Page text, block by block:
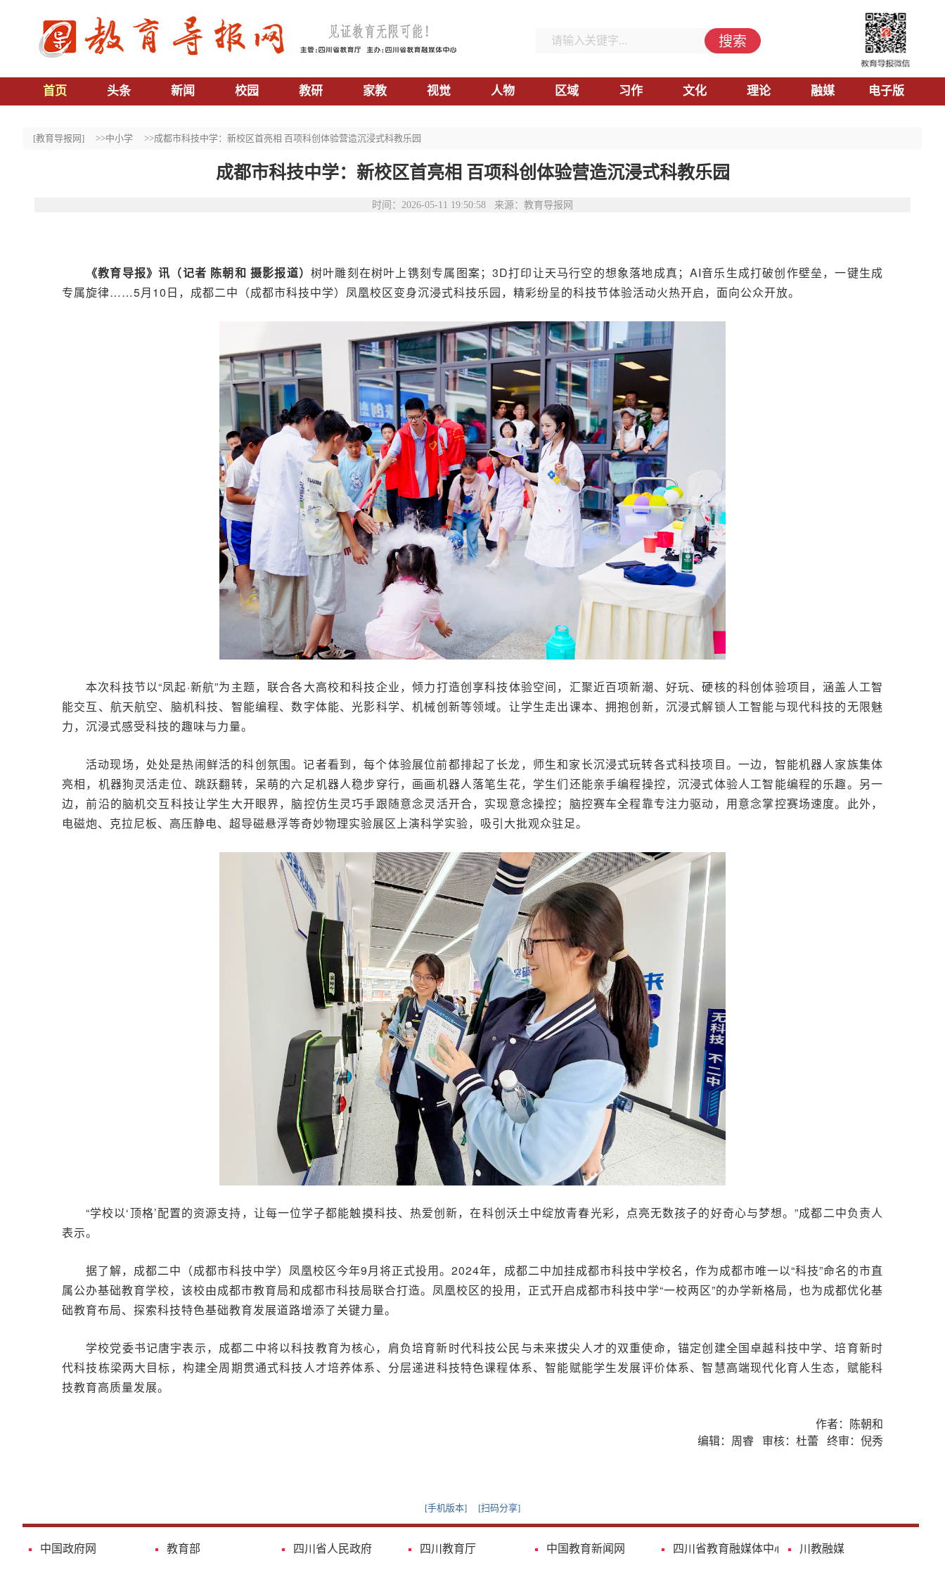
首页 头条 新闻 校园 教研 家教 视觉 人物 区域 习作 文化 理论 融媒 电子版
搜索
[教育导报网] >>中小学 >>成都市科技中学：新校区首亮相 百项科创体验营造沉浸式科教乐园
成都市科技中学：新校区首亮相 百项科创体验营造沉浸式科教乐园
时间：2026-05-11 19:50:58 来源：教育导报网
《教育导报》讯（记者 陈朝和 摄影报道）树叶雕刻在树叶上镌刻专属图案；3D打印让天马行空的想象落地成真；AI音乐生成打破创作壁垒，一键生成
专属旋律……5月10日，成都二中（成都市科技中学）凤凰校区变身沉浸式科技乐园，精彩纷呈的科技节体验活动火热开启，面向公众开放。
本次科技节以“凤起·新航”为主题，联合各大高校和科技企业，倾力打造创享科技体验空间，汇聚近百项新潮、好玩、硬核的科创体验项目，涵盖人工智
能交互、航天航空、脑机科技、智能编程、数字体能、光影科学、机械创新等领域。让学生走出课本、拥抱创新，沉浸式解锁人工智能与现代科技的无限魅
力，沉浸式感受科技的趣味与力量。
活动现场，处处是热闹鲜活的科创氛围。记者看到，每个体验展位前都排起了长龙，师生和家长沉浸式玩转各式科技项目。一边，智能机器人家族集体
亮相，机器狗灵活走位、跳跃翻转，呆萌的六足机器人稳步穿行，画画机器人落笔生花，学生们还能亲手编程操控，沉浸式体验人工智能编程的乐趣。另一
边，前沿的脑机交互科技让学生大开眼界，脑控仿生灵巧手跟随意念灵活开合，实现意念操控；脑控赛车全程靠专注力驱动，用意念掌控赛场速度。此外，
电磁炮、克拉尼板、高压静电、超导磁悬浮等奇妙物理实验展区上演科学实验，吸引大批观众驻足。
“学校以‘顶格’配置的资源支持，让每一位学子都能触摸科技、热爱创新，在科创沃土中绽放青春光彩，点亮无数孩子的好奇心与梦想。”成都二中负责人
表示。
据了解，成都二中（成都市科技中学）凤凰校区今年9月将正式投用。2024年，成都二中加挂成都市科技中学校名，作为成都市唯一以“科技”命名的市直
属公办基础教育学校，该校由成都市教育局和成都市科技局联合打造。凤凰校区的投用，正式开启成都市科技中学“一校两区”的办学新格局，也为成都优化基
础教育布局、探索科技特色基础教育发展道路增添了关键力量。
学校党委书记唐宇表示，成都二中将以科技教育为核心，肩负培育新时代科技公民与未来拔尖人才的双重使命，锚定创建全国卓越科技中学、培育新时
代科技栋梁两大目标，构建全周期贯通式科技人才培养体系、分层递进科技特色课程体系、智能赋能学生发展评价体系、智慧高端现代化育人生态，赋能科
技教育高质量发展。
作者：陈朝和
编辑：周睿 审核：杜蕾 终审：倪秀
[手机版本] [扫码分享]
中国政府网 教育部 四川省人民政府 四川教育厅 中国教育新闻网 四川省教育融媒体中心 川教融媒